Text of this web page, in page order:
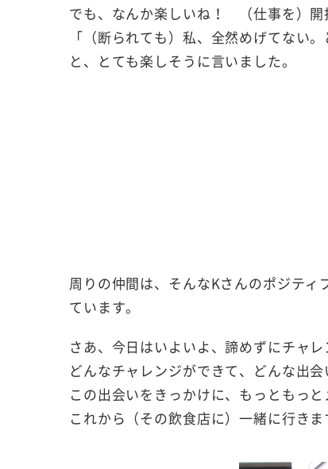
でも、なんか楽しいね！ （仕事を）開
「（断られても）私、全然めげてない
と、とても楽しそうに言いました。
周りの仲間は、そんなKさんのポジテ
ています。
さあ、今日はいよいよ、諦めずにチャ
どんなチャレンジができて、どんな出会
この出会いをきっかけに、もっともっ
これから（その飲食店に）一緒に行き